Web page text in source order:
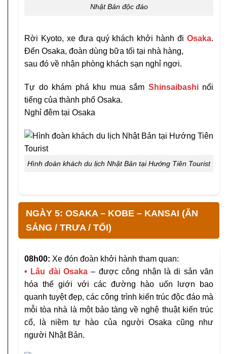
Nhật Bản độc đáo
Rời Kyoto, xe đưa quý khách khởi hành đi Osaka.
Đến Osaka, đoàn dùng bữa tối tại nhà hàng,
sau đó về nhận phòng khách sạn nghỉ ngơi.
Tự do khám phá khu mua sắm Shinsaibashinổi
tiếng của thành phố Osaka.
Nghỉ đêm tại Osaka
Hình đoàn khách du lịch Nhật Bản tại Hướng Tiên Tourist
NGÀY 5: OSAKA – KOBE – KANSAI (ĂN
SÁNG / TRƯA / TỐI)
08h00: Xe đón đoàn khởi hành tham quan:
• Lâu đài Osaka – được công nhận là di sản văn
hóa thế giới với các đường hào uốn lượn bao
quanh tuyệt đẹp, các công trình kiến trúc độc đáo mà
mỗi tòa nhà là một bảo tàng về nghệ thuật kiến trúc
cổ, là niềm tự hào của người Osaka cũng như
người Nhật Bản.